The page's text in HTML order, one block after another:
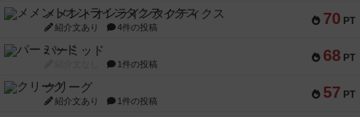
70 PT
メメントオンラインタクティクス
紹介文あり 4件の投稿
68 PT
パーミッド
1件の投稿
57 PT
クリーグ
紹介文あり 1件の投稿